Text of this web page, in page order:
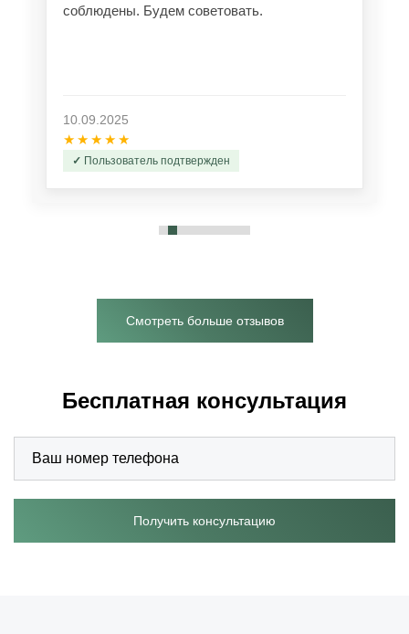
соблюдены. Будем советовать.
10.09.2025
★★★★★
Пользователь подтвержден
Смотреть больше отзывов
Бесплатная консультация
Получить консультацию